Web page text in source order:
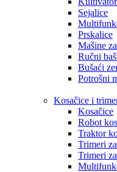
Sejalice
Prskalice
Mašine
Ručni
Bušaći
Potrošni
Kosačice i
Kosačice
Robot
Traktor
Trimeri
Trimeri